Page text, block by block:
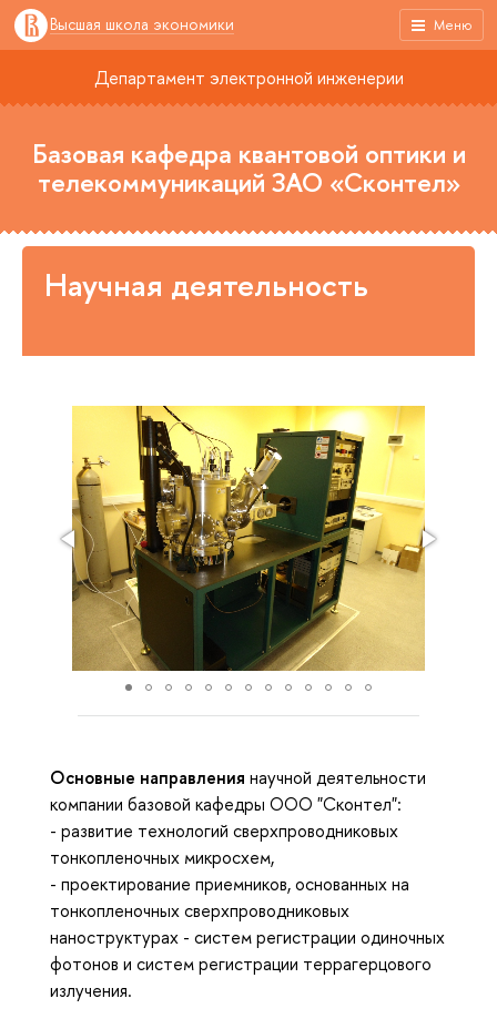
Меню
Высшая школа экономики
Департамент электронной инженерии
Базовая кафедра квантовой оптики и
телекоммуникаций ЗАО «Сконтел»
Научная деятельность
Основные направления научной деятельности
компании базовой кафедры ООО "Сконтел":
- развитие технологий сверхпроводниковых
тонкопленочных микросхем,
- проектирование приемников, основанных на
тонкопленочных сверхпроводниковых
наноструктурах - систем регистрации одиночных
фотонов и систем регистрации террагерцового
излучения.